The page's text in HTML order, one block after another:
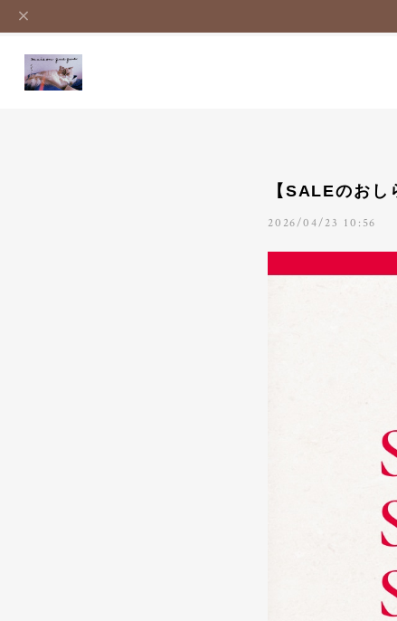
【SALEのお
2026/04/23 10:56